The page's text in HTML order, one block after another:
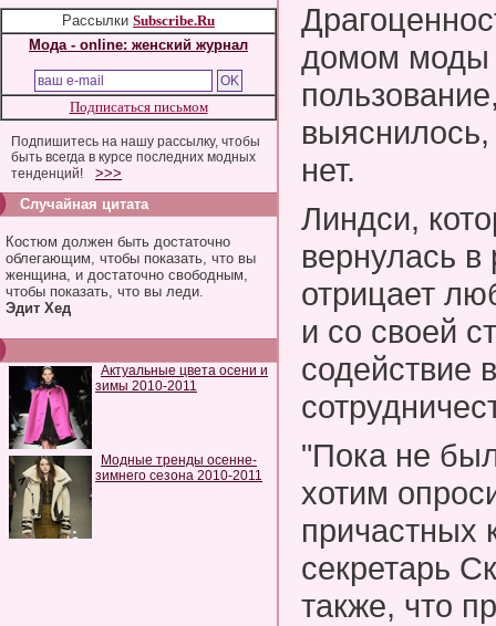
Рассылки Subscribe.Ru
Мода - online: женский журнал
Подписаться письмом
Подпишитесь на нашу рассылку, чтобы
быть всегда в курсе последних модных
тенденций!
>>>
Случайная цитата
Костюм должен быть достаточно
облегающим, чтобы показать, что вы
женщина, и достаточно свободным,
чтобы показать, что вы леди.
Эдит Хед
Актуальные цвета осени и
зимы 2010-2011
Модные тренды осенне-
зимнего сезона 2010-2011
домом моды
нет.
Линдси,
вернулась
отрицает
и со своей
содействие
"Пока не
хотим
причастных
секретарь
также, что